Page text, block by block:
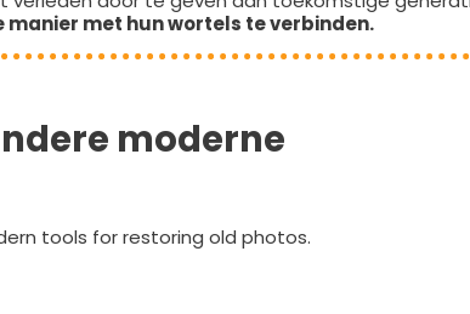
manier met hun wortels te verbinden.
moderne
tools for restoring old photos.